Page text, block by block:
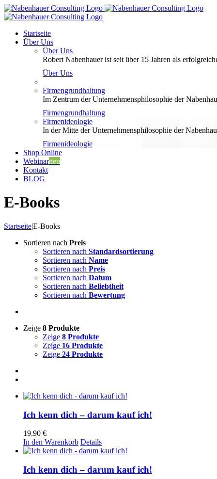
Zum
Inhalt
Startseite
Über Uns
Über Uns
Robert Nabenhauer ist seit über 15 Jahren als
Über Uns
Firmengrundhaltung
Im Zentrum der Unternehmensphilosophie der
Firmengrundhaltung
Firmenideologie
In der Mitte der Unternehmensphilosophie der
Firmenideologie
Shop Online
Webinarneu
Kontakt
BLOG
E-Books
Startseite|E-Books
Sortieren nach Preis
Sortieren nach Standardsortierung
Sortieren nach Name
Sortieren nach Preis
Sortieren nach Datum
Sortieren nach Beliebtheit
Sortieren nach Bewertung
Zeige 8 Produkte
Zeige 8 Produkte
Zeige 16 Produkte
Zeige 24 Produkte
Ich kenn dich – darum kauf ich!
19.90 €
In den Warenkorb Details
Ich kenn dich – darum kauf ich!